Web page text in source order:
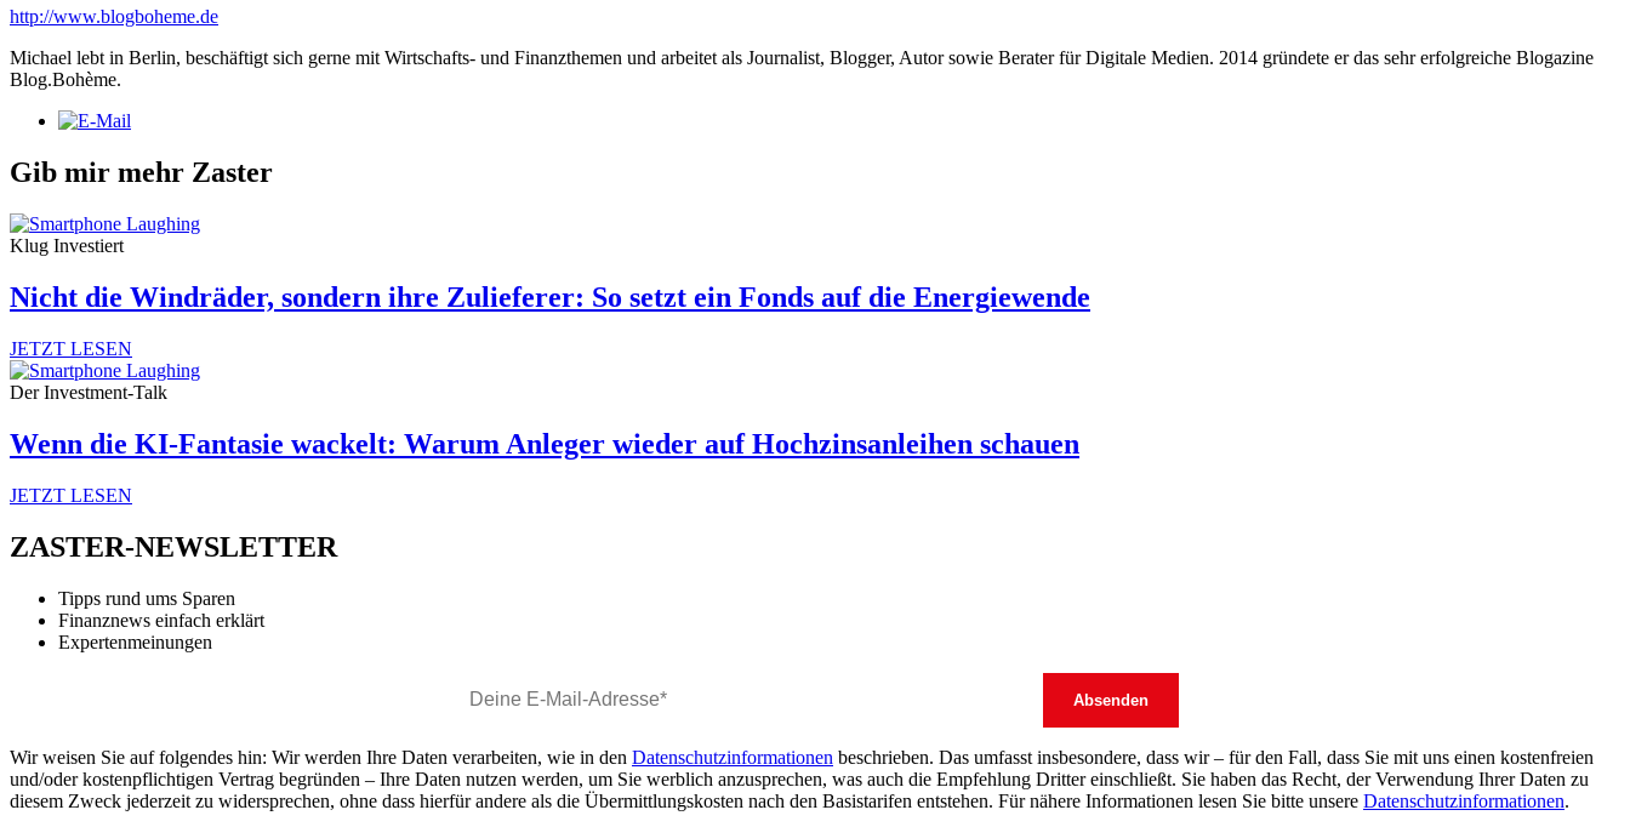
http://www.blogboheme.de
Michael lebt in Berlin, beschäftigt sich gerne mit Wirtschafts- und Finanzthemen und arbeitet als Journalist, Blogger, Autor sowie Berater für Digitale Medien. 2014 gründete er das sehr erfolgreiche Blogazine
Blog.Bohème.
Gib mir mehr Zaster
Klug Investiert
Nicht die Windräder, sondern ihre Zulieferer: So setzt ein Fonds auf die Energiewende
JETZT LESEN
Der Investment-Talk
Wenn die KI-Fantasie wackelt: Warum Anleger wieder auf Hochzinsanleihen schauen
JETZT LESEN
ZASTER-NEWSLETTER
Tipps rund ums Sparen
Finanznews einfach erklärt
Expertenmeinungen
Wir weisen Sie auf folgendes hin: Wir werden Ihre Daten verarbeiten, wie in den Datenschutzinformationen beschrieben. Das umfasst insbesondere, dass wir – für den Fall, dass Sie mit uns einen kostenfreien
und/oder kostenpflichtigen Vertrag begründen – Ihre Daten nutzen werden, um Sie werblich anzusprechen, was auch die Empfehlung Dritter einschließt. Sie haben das Recht, der Verwendung Ihrer Daten zu
diesem Zweck jederzeit zu widersprechen, ohne dass hierfür andere als die Übermittlungskosten nach den Basistarifen entstehen. Für nähere Informationen lesen Sie bitte unsere Datenschutzinformationen.